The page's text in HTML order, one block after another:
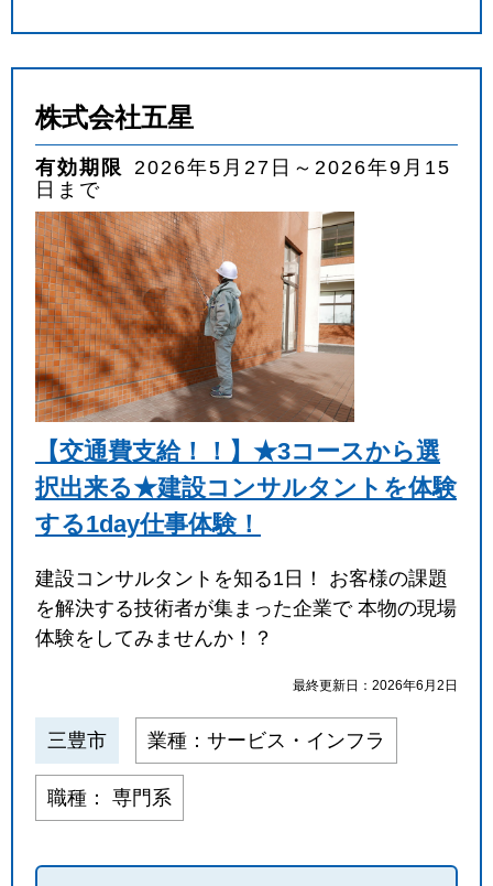
株式会社五星
有効期限
2026年5月27日～2026年9月15
日まで
【交通費支給！！】★3コースから選
択出来る★建設コンサルタントを体験
する1day仕事体験！
建設コンサルタントを知る1日！ お客様の課題
を解決する技術者が集まった企業で 本物の現場
体験をしてみませんか！？
最終更新日：2026年6月2日
三豊市 業種：サービス・インフラ
職種： 専門系